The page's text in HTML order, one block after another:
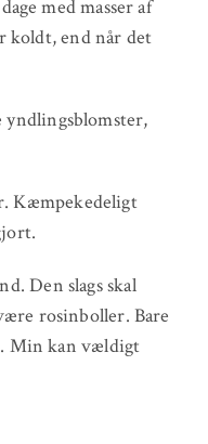
med masser af
koldt, end når det
yndlingsblomster,
Kæmpekedeligt
Den slags skal
rosinboller. Bare
Min kan vældigt